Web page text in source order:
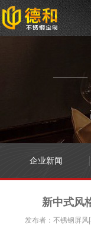
企业新闻
新中式风
发布者：不锈钢屏